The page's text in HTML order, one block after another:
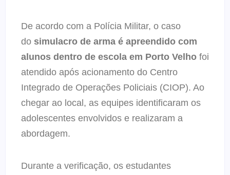
De acordo com a Polícia Militar, o caso
do simulacro de arma é apreendido com
alunos dentro de escola em Porto Velho foi
atendido após acionamento do Centro
Integrado de Operações Policiais (CIOP). Ao
chegar ao local, as equipes identificaram os
adolescentes envolvidos e realizaram a
abordagem.
Durante a verificação, os estudantes